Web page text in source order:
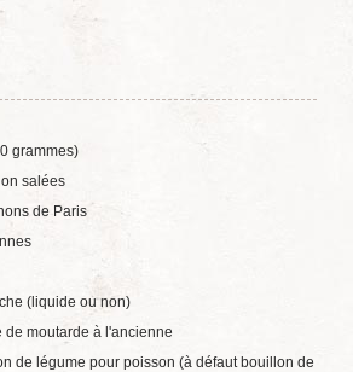
grammes)
salées
de Paris
(liquide ou non)
de moutarde à l'ancienne
de légume pour poisson (à défaut bouillon de